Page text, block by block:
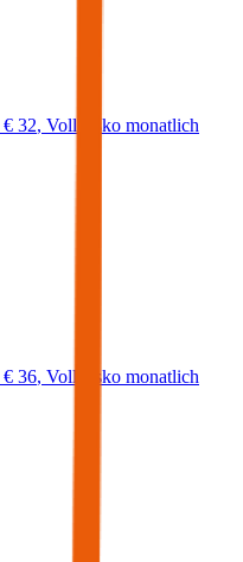
€ 32, Vollkasko monatlich
€ 36, Vollkasko monatlich